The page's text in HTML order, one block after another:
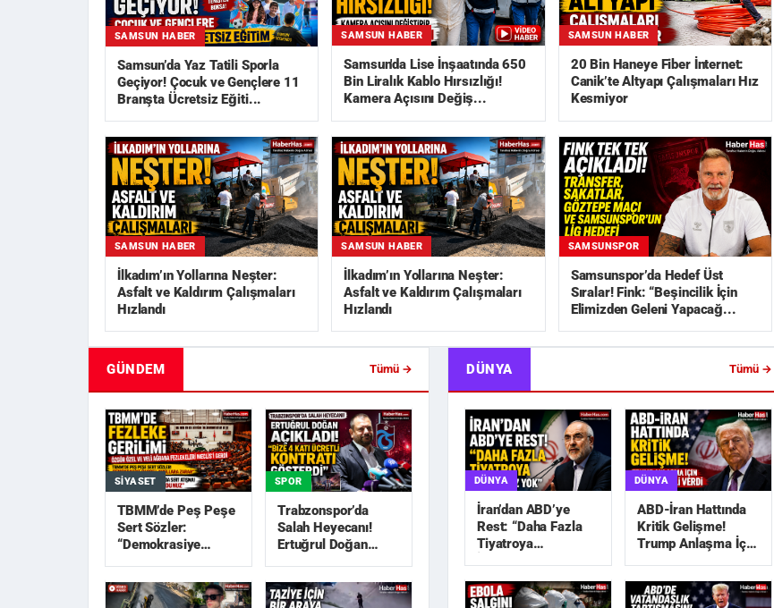
SAMSUN HABER
Samsun’da Yaz Tatili Sporla
Geçiyor! Çocuk ve Gençlere 11
Branşta Ücretsiz Eğiti...
SAMSUN HABER
Samsun'da Lise İnşaatında 650
Bin Liralık Kablo Hırsızlığı!
Kamera Açısını Değiş...
SAMSUN HABER
20 Bin Haneye Fiber İnternet:
Canik’te Altyapı Çalışmaları Hız
Kesmiyor
SAMSUN HABER
İlkadım’ın Yollarına Neşter:
Asfalt ve Kaldırım Çalışmaları
Hızlandı
SAMSUN HABER
İlkadım’ın Yollarına Neşter:
Asfalt ve Kaldırım Çalışmaları
Hızlandı
SAMSUNSPOR
Samsunspor’da Hedef Üst
Sıralar! Fink: “Beşincilik İçin
Elimizden Geleni Yapacağ...
GÜNDEM Tümü →
SIYASET
TBMM’de Peş Peşe
Sert Sözler:
“Demokrasiye
SPOR
Trabzonspor’da
Salah Heyecanı!
Ertuğrul Doğan
DÜNYA Tümü →
DÜNYA
İran’dan ABD’ye
Rest: “Daha Fazla
Tiyatroya
DÜNYA
ABD-İran Hattında
Kritik Gelişme!
Trump Anlaşma İçin